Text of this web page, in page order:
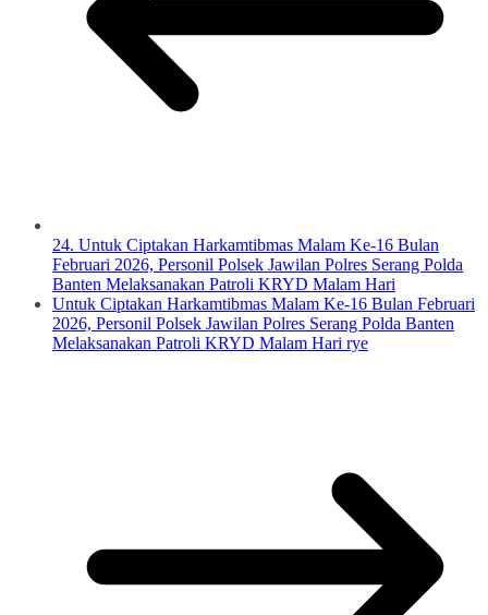
24. Untuk Ciptakan Harkamtibmas Malam Ke-16 Bulan
Februari 2026, Personil Polsek Jawilan Polres Serang Polda
Banten Melaksanakan Patroli KRYD Malam Hari
Untuk Ciptakan Harkamtibmas Malam Ke-16 Bulan Februari
2026, Personil Polsek Jawilan Polres Serang Polda Banten
Melaksanakan Patroli KRYD Malam Hari rye